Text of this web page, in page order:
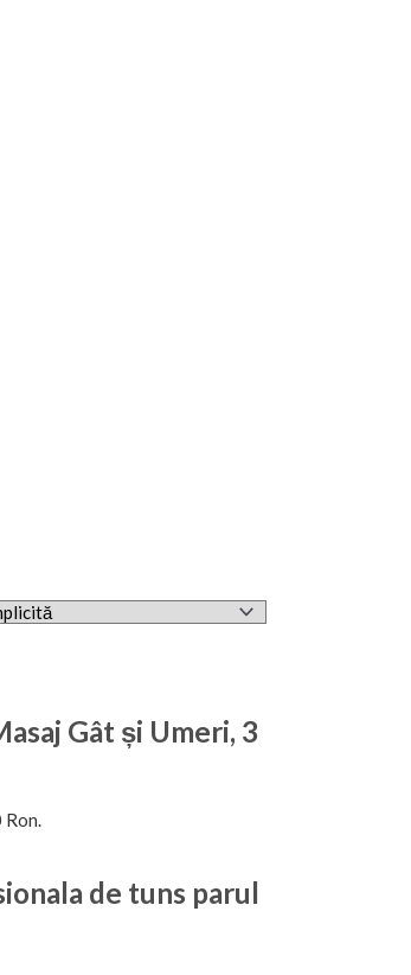
Gât și Umeri, 3
Ron.
de tuns parul